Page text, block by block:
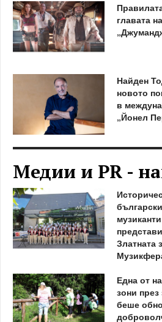
главата
Найден
новото
в
„Йонел
Медии и PR -
Златната
Една от
зони
беше